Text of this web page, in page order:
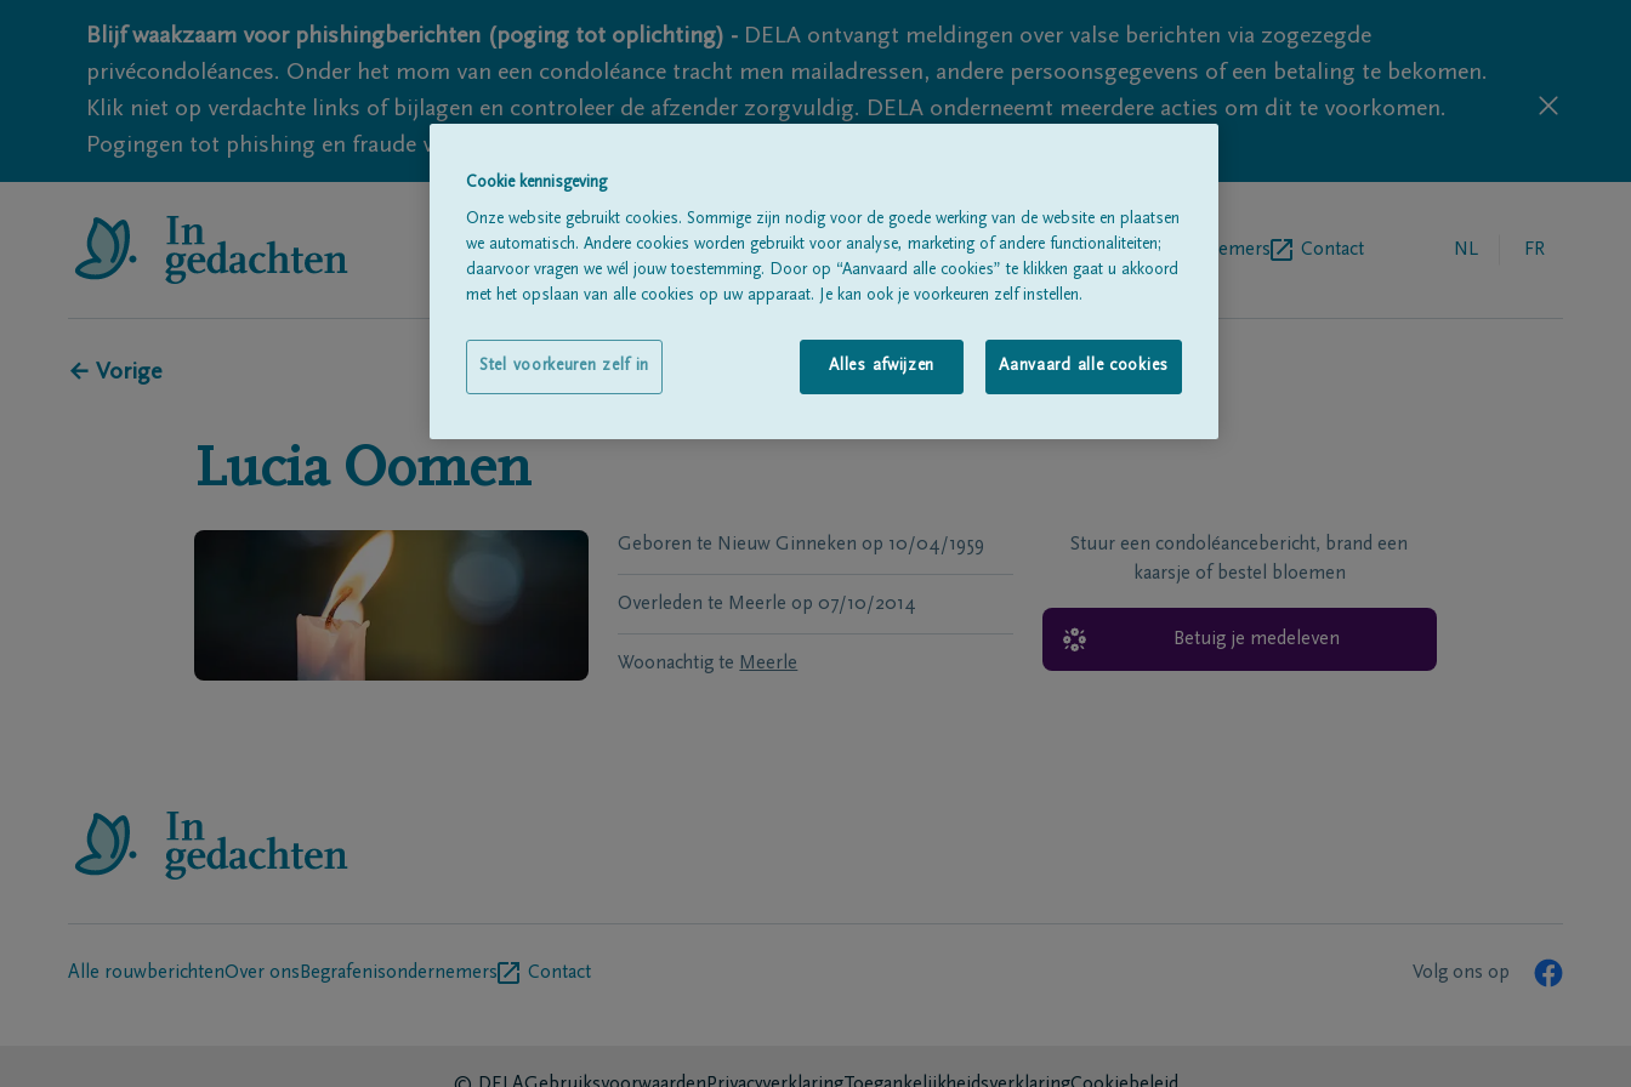
Blijf waakzaam voor phishingberichten (poging tot oplichting) - DELA ontvangt meldingen over valse berichten via zogezegde
privécondoléances. Onder het mom van een condoléance tracht men mailadressen, andere persoonsgegevens of een betaling te bekomen.
Klik niet op verdachte links of bijlagen en controleer de afzender zorgvuldig. DELA onderneemt meerdere acties om dit te voorkomen.
Pogingen tot phishing en fraude vallen echter nooit volledig uit te sluiten, dus blijf waakzaam.
Alle rouwberichten Over onsBegrafenisondernemers Contact NL FR
← Vorige
Lucia Oomen
Geboren te Nieuw Ginneken op 10/04/1959
Overleden te Meerle op 07/10/2014
Woonachtig te Meerle
Stuur een condoléancebericht, brand een
kaarsje of bestel bloemen
Betuig je medeleven
Alle rouwberichtenOver ons Begrafenisondernemers Contact Volg ons op
Cookie kennisgeving
Onze website gebruikt cookies. Sommige zijn nodig voor de goede werking van de website en plaatsen
we automatisch. Andere cookies worden gebruikt voor analyse, marketing of andere functionaliteiten;
daarvoor vragen we wél jouw toestemming. Door op “Aanvaard alle cookies” te klikken gaat u akkoord
met het opslaan van alle cookies op uw apparaat. Je kan ook je voorkeuren zelf instellen.
Alles afwijzen Aanvaard alle cookies
Stel voorkeuren zelf in